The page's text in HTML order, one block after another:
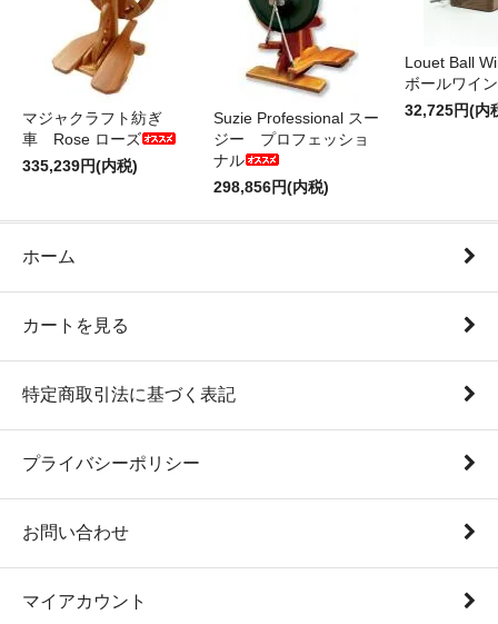
マジャクラフト紡ぎ
車 Rose ローズ
335,239円(内税)
Suzie Professional スー
ジー プロフェッショ
ナル
298,856円(内税)
Louet Ball
ボールワイ
32,725円(内
ホーム
カートを見る
特定商取引法に基づく表記
プライバシーポリシー
お問い合わせ
マイアカウント